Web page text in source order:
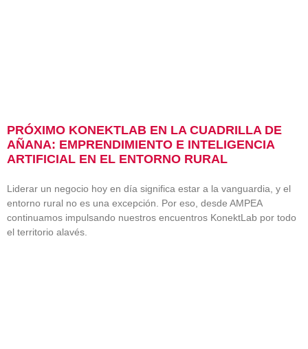
PRÓXIMO KONEKTLAB EN LA CUADRILLA DE
AÑANA: EMPRENDIMIENTO E INTELIGENCIA
ARTIFICIAL EN EL ENTORNO RURAL
Liderar un negocio hoy en día significa estar a la vanguardia, y el
entorno rural no es una excepción. Por eso, desde AMPEA
continuamos impulsando nuestros encuentros KonektLab por todo
el territorio alavés.